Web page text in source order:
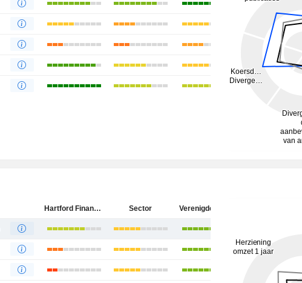
Hartford Financial Services Group (The), Inc. Sector Verenigde Staten